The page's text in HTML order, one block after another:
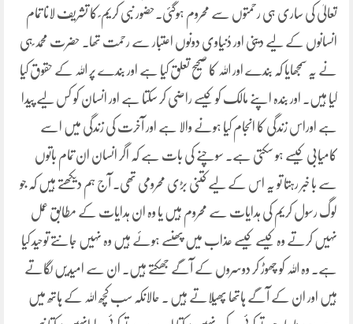
تعالیٰ کی ساری ہی رحمتوں سے محروم ہوگئی۔حضور نبی کریم ؐ کا تشریف لانا تمام
انسانوں کے لیے دینی اور دُنیاوی دونوں اعتبار سے رحمت تھا۔ حضرت محمد ؐہی
نے یہ سمجھایا کہ بندے اور اللہ کا صحیح تعلق کیا ہے اور بندے پر اللہ کے حقوق کیا
کیا ہیں۔ اور بندہ اپنے مالک کو کیسے راضی کر سکتا ہے اور انسان کو کس لیے پیدا
ہے اوراس زندگی کا انجام کیا ہونے والا ہے اور آخرت کی زندگی میں اسے
کامیابی کیسے ہو سکتی ہے۔ سوچنے کی بات ہے کہ اگر انسان ان تمام باتوں
سے با خبر رہتا تو یہ اس کے لیے کتنی بڑی محرومی تھی۔ آج ہم دیکھتے ہیں کہ جو
لوگ رسول کریم کی ہدایات سے محروم ہیں یا وہ ان ہدایات کے مطابق عمل
نہیں کرتے وہ کیسے کیسے عذاب میں پھنسے ہوئے ہیں وہ نہیں جانتے توحید کیا
ہے۔ وہ اللہ کو چھوڑ کر دوسروں کے آگے جھکتے ہیں۔ ان سے امیدیں لگاتے
ہیں اور ان کے آگے ہاتھا پھیلاتے ہیں ۔ حالانکہ سب کچھ اللہ کے ہاتھ میں